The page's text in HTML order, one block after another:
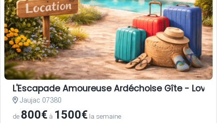
L'Escapade Amoureuse Ardéchoise Gîte -
Jaujac 07380
de 800€ à 1500€ la semaine